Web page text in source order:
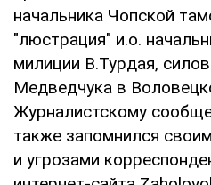
начальника Чопской
"люстрация" и.о.
милиции В.Турдая,
Медведчука в
Журналистскому
также запомнился
и угрозами